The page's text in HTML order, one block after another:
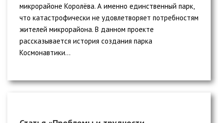
микрорайоне Королёва. А именно единственный парк,
что катастрофически не удовлетворяет потребностям
жителей микрорайона. В данном проекте
рассказывается история создания парка
Космонавтики...